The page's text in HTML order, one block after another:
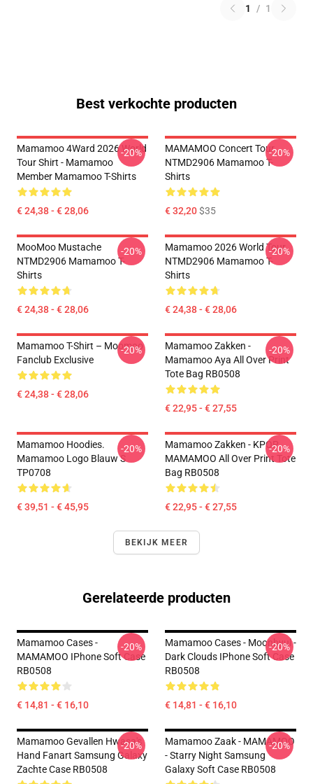
1 / 1
Best verkochte producten
Mamamoo 4Ward 2026 World
Tour Shirt - Mamamoo
Member Mamamoo T-Shirts
€ 24,38 - € 28,06
-20%
MAMAMOO Concert Tour
NTMD2906 Mamamoo T-
Shirts
€ 32,20$35
-20%
MooMoo Mustache
NTMD2906 Mamamoo T-
Shirts
€ 24,38 - € 28,06
-20%
Mamamoo 2026 World Tour
NTMD2906 Mamamoo T-
Shirts
€ 24,38 - € 28,06
-20%
Mamamoo T-Shirt – Moomoo
Fanclub Exclusive
€ 24,38 - € 28,06
-20%
Mamamoo Zakken -
Mamamoo Aya All Over Print
Tote Bag RB0508
€ 22,95 - € 27,55
-20%
Mamamoo Hoodies.
Mamamoo Logo Blauw S
TP0708
€ 39,51 - € 45,95
-20%
Mamamoo Zakken - KPOP
MAMAMOO All Over Print Tote
Bag RB0508
€ 22,95 - € 27,55
-20%
BEKIJK MEER
Gerelateerde producten
Mamamoo Cases -
MAMAMOO IPhone Soft Case
RB0508
€ 14,81 - € 16,10
-20%
Mamamoo Cases - Moonbyul -
Dark Clouds IPhone Soft Case
RB0508
€ 14,81 - € 16,10
-20%
Mamamoo Gevallen Hwasa's
Hand Fanart Samsung Galaxy
Zachte Case RB0508
-20%
Mamamoo Zaak - MAMAMOO
- Starry Night Samsung
Galaxy Soft Case RB0508
-20%